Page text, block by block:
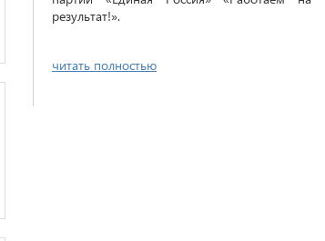
результат!».
читать полностью